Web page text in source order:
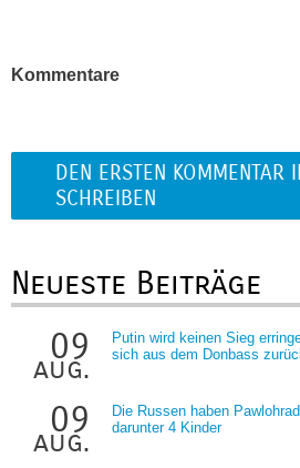
Kommentare
DEN ERSTEN KOMMENTAR
SCHREIBEN
Neueste Beiträge
09
aug.
Putin wird keinen Sieg
sich aus dem Donbass
09
aug.
Die Russen haben
darunter 4 Kinder